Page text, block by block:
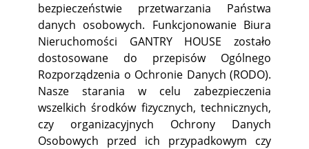
bezpieczeństwie przetwarzania Państwa
danych osobowych. Funkcjonowanie Biura
Nieruchomości GANTRY HOUSE zostało
dostosowane do przepisów Ogólnego
Rozporządzenia o Ochronie Danych (RODO).
Nasze starania w celu zabezpieczenia
wszelkich środków fizycznych, technicznych,
czy organizacyjnych Ochrony Danych
Osobowych przed ich przypadkowym czy